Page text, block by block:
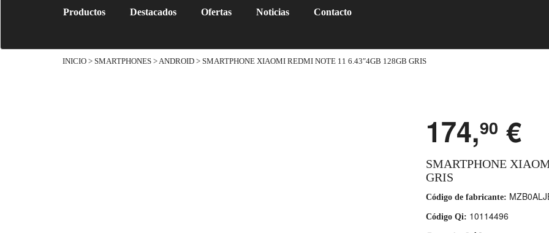
Productos Destacados Ofertas Noticias Contacto
INICIO > SMARTPHONES >ANDROID > SMARTPHONE XIAOMI REDMI NOTE 11 6.43″4GB 128GB GRIS
174,90 €
SMARTPHONE
GRIS
Código de fabricante:
Código Qi: 10114496